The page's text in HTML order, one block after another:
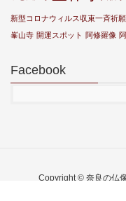
新型コロナウィルス収束一斉祈願
峯山寺 開運スポット 阿修羅像
Facebook
Copyright © 奈良の仏